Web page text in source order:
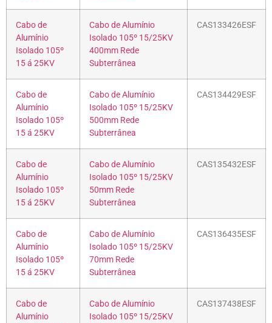
Cabo de
Alumínio
Isolado 105º
15 á 25KV
Cabo de Alumínio
Isolado 105º 15/25KV
400mm Rede
Subterrânea
CAS133426ESF
Cabo de
Alumínio
Isolado 105º
15 á 25KV
Cabo de Alumínio
Isolado 105º 15/25KV
500mm Rede
Subterrânea
CAS134429ESF
Cabo de
Alumínio
Isolado 105º
15 á 25KV
Cabo de Alumínio
Isolado 105º 15/25KV
50mm Rede
Subterrânea
CAS135432ESF
Cabo de
Alumínio
Isolado 105º
15 á 25KV
Cabo de Alumínio
Isolado 105º 15/25KV
70mm Rede
Subterrânea
CAS136435ESF
Cabo de
Alumínio
Cabo de Alumínio
Isolado 105º 15/25KV
CAS137438ESF